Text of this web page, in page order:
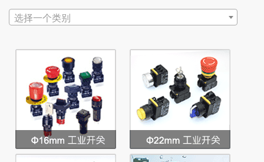
选择一个类别